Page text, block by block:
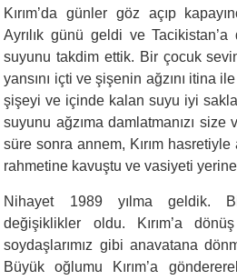
Kırım’da günler göz açıp
Ayrılık günü geldi ve Tacikistan’a
suyunu takdim ettik. Bir çocuk
yansını içti ve şişenin ağ­zını itina
şişeyi ve içinde kalan suyu iyi
suyunu ağzıma damlatmanızı size
süre sonra annem, Kırım hasretiyle
rahmetine kavuştu ve vasiyeti
Nihayet 1989 yılma geldik.
değişiklikler oldu. Kırım’a
soydaşlarımız gibi anava­tana
Büyük oğlumu Kırım’a